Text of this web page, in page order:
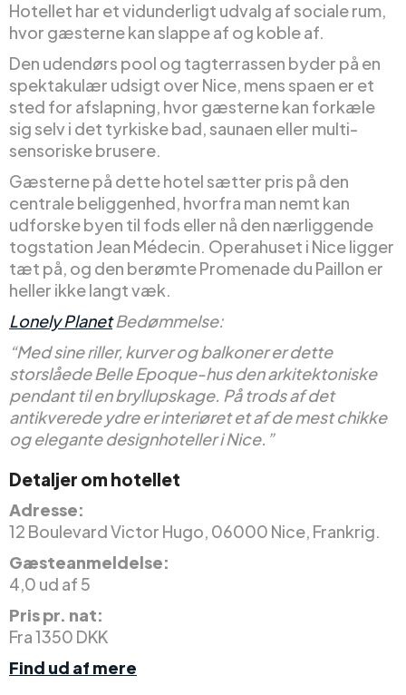
Hotellet har et vidunderligt udvalg af sociale rum,
hvor gæsterne kan slappe af og koble af.
Den udendørs pool og tagterrassen byder på en
spektakulær udsigt over Nice, mens spaen er et
sted for afslapning, hvor gæsterne kan forkæle
sig selv i det tyrkiske bad, saunaen eller multi-
sensoriske brusere.
Gæsterne på dette hotel sætter pris på den
centrale beliggenhed, hvorfra man nemt kan
udforske byen til fods eller nå den nærliggende
togstation Jean Médecin. Operahuset i Nice ligger
tæt på, og den berømte Promenade du Paillon er
heller ikke langt væk.
Lonely PlanetBedømmelse:
“Med sine riller, kurver og balkoner er dette
storslåede Belle Epoque-hus den arkitektoniske
pendant til en bryllupskage. På trods af det
antikverede ydre er interiøret et af de mest chikke
og elegante designhoteller i Nice.”
Detaljer om hotellet
Adresse:
12 Boulevard Victor Hugo, 06000 Nice, Frankrig.
Gæsteanmeldelse:
4,0 ud af 5
Pris pr. nat:
Fra 1350 DKK
Find ud af mere